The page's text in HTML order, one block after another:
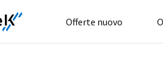
Offerte nuovo